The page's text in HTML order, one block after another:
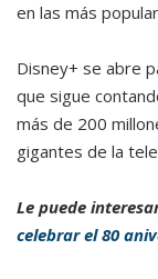
en las más
Disney+ se abre
que sigue
más de 200
gigantes de la
Le puede
celebrar el 80